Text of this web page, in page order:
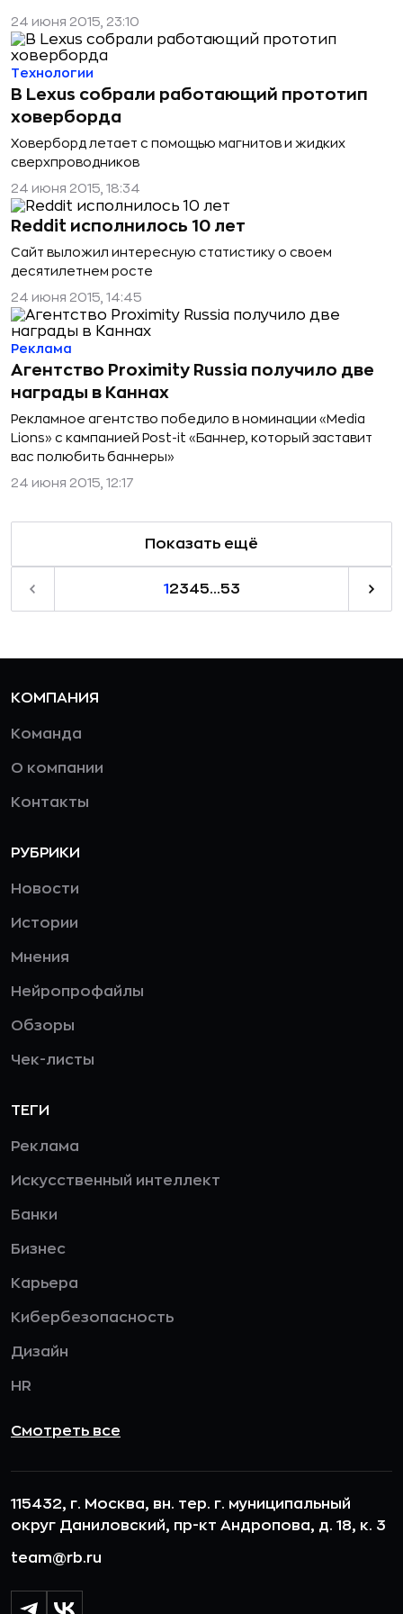
24 июня 2015, 23:10
В Lexus собрали работающий прототип
ховерборда
Ховерборд летает с помощью магнитов и жидких
сверхпроводников
Технологии
24 июня 2015, 18:34
Reddit исполнилось 10 лет
Сайт выложил интересную статистику о своем
десятилетнем росте
24 июня 2015, 14:45
Агентство Proximity Russia получило две
награды в Каннах
Рекламное агентство победило в номинации «Media
Lions» с кампанией Post-it «Баннер, который заставит
вас полюбить баннеры»
Реклама
24 июня 2015, 12:17
Показать ещё
1 2345...53
КОМПАНИЯ
Команда
О компании
Контакты
РУБРИКИ
Новости
Истории
Мнения
Нейропрофайлы
Обзоры
Чек-листы
ТЕГИ
Реклама
Искусственный интеллект
Банки
Бизнес
Карьера
Кибербезопасность
Дизайн
HR
Смотреть все
115432, г. Москва, вн. тер. г. муниципальный
округ Даниловский, пр-кт Андропова, д. 18, к. 3
team@rb.ru